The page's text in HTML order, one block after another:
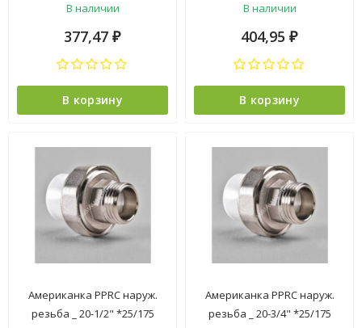
В наличии
377,47 ₽
В корзину
В наличии
404,95 ₽
В корзину
Американка PPRC наруж.
резьба _ 20-1/2" *25/175
Американка PPRC наруж.
резьба _ 20-3/4" *25/175